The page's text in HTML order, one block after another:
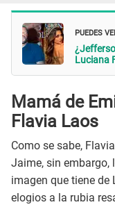
PUEDES
Luciana
Mamá de
Flavia Laos
Como se sabe,
Jaime, sin embargo,
imagen que tiene de
elogios a la rubia